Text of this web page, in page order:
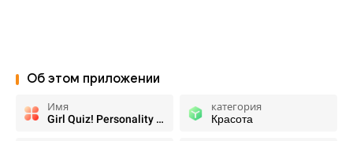
Об этом приложении
Имя
Girl Quiz! Personality Test
категория
Красота